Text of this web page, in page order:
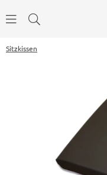
Sitzkissen